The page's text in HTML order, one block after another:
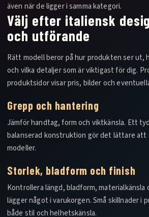
även när de ligger i samma kategori.
Välj efter italiensk
och utförande
Rätt modell beror på hur produkten ser ut,
och vilka detaljer som är viktigast för dig.
produktsidor visar pris, bilder och
Grepp och hantering
Jämför handtag, form och viktkänsla. Ett
balanserad konstruktion gör det lättare att
modeller.
Storlek, bladform och finish
Kontrollera längd, bladform, materialkänsla
lägger något i varukorgen. Små skillnader i
både stil och helhetskänsla.